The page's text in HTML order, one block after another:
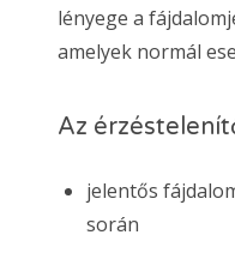
lényege a
amelyek normál
Az
jelentős
során